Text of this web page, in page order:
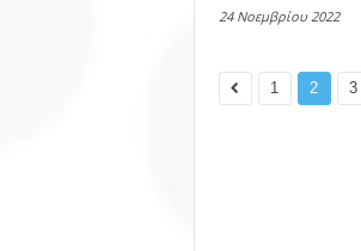
24 Νοεμβρίου 2022
1 2 3